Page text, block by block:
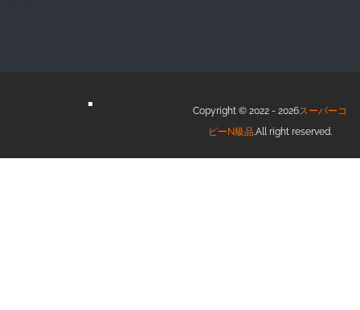
Copyright © 2022 - 2026スーパーコ
ピーN級品.All right reserved.